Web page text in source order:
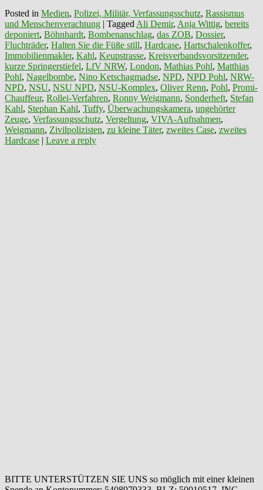
Posted in Medien, Polizei, Militär, Verfassungsschutz, Rassismus
und Menschenverachtung | Tagged Ali Demir, Anja Wittig, bereits
deponiert, Böhnhardt, Bombenanschlag, das ZOB, Dossier,
Fluchträder, Halten Sie die Füße still, Hardcase, Hartschalenkoffer,
Immobilienmakler, Kahl, Keupstrasse, Kreisverbandsvorsitzender,
kurze Springerstiefel, LfV NRW, London, Mathias Pohl, Matthias
Pohl, Nagelbombe, Nino Ketschagmadse, NPD, NPD Pohl, NRW-
NPD, NSU, NSU NPD, NSU-Komplex, Oliver Renn, Pohl, Promi-
Chauffeur, Rollei-Verfahren, Ronny Weigmann, Sonderheft, Stefan
Kahl, Stephan Kahl, Tuffy, Überwachungskamera, ungehörter
Zeuge, Verfassungsschutz, Vergeltung, VIVA-Aufnahmen,
Weigmann, Zivilpolizisten, zu kleine Täter, zweites Case, zweites
Hardcase | Leave a reply
BITTE UNTERSTÜTZEN SIE UNS so möglich mit einer kleinen